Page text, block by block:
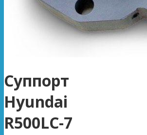
Суппорт
Hyundai
R500LC-7